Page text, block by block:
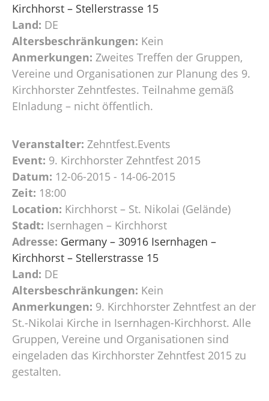
Kirchhorst – Stellerstrasse 15
Land: DE
Altersbeschränkungen: Kein
Anmerkungen: Zweites Treffen der Gruppen,
Vereine und Organisationen zur Planung des 9.
Kirchhorster Zehntfestes. Teilnahme gemäß
EInladung – nicht öffentlich.
Veranstalter: Zehntfest.Events
Event: 9. Kirchhorster Zehntfest 2015
Datum: 12-06-2015 - 14-06-2015
Zeit: 18:00
Location: Kirchhorst – St. Nikolai (Gelände)
Stadt: Isernhagen – Kirchhorst
Adresse: Germany – 30916 Isernhagen –
Kirchhorst – Stellerstrasse 15
Land: DE
Altersbeschränkungen: Kein
Anmerkungen: 9. Kirchhorster Zehntfest an der
St.-Nikolai Kirche in Isernhagen-Kirchhorst. Alle
Gruppen, Vereine und Organisationen sind
eingeladen das Kirchhorster Zehntfest 2015 zu
gestalten.